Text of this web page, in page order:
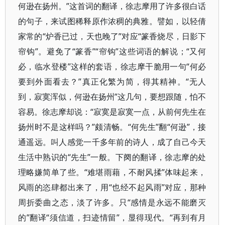
何逊在扬州。”这首词的翻译，徐志摩用了许多很白话
的句子，来试图稀释原作浓稠的典雅。譬如，以轻倩
家常的“炉香已过，天也晚了”对应“篆香烧尽，日影下
帘钩”。避免了“篆香”“帘钩”这些词语的解说；“又何
必，临水登楼”这样的套语，徐志摩干脆用一句“何必
要到外面看去？”真正化繁为简，得其精神。“无人
到，寂寞浑似，何逊在扬州”这几句，要想跟随，怕不
容易。徐志摩却说：“寂寞是寂寞一点，从前何先生在
扬州时不是这样吗？”颇清畅。“何先生”翻“何逊”，接
通遥远。叫人感觉一千多年前的诗人，成了自己今天
生活中熟识的“先生”一般。下阕的翻译，徐志摩的处
理略嫌简单了些。“难堪雨藉，不耐风揉”体味起来，
风雨的恣肆都出来了，用“也经不起风雨”对应，那种
周折委曲之态，淡了许多。只“感情是永远不能磨灭
的”翻译“须信道，扫迹情留”，显得现代。“再到有月